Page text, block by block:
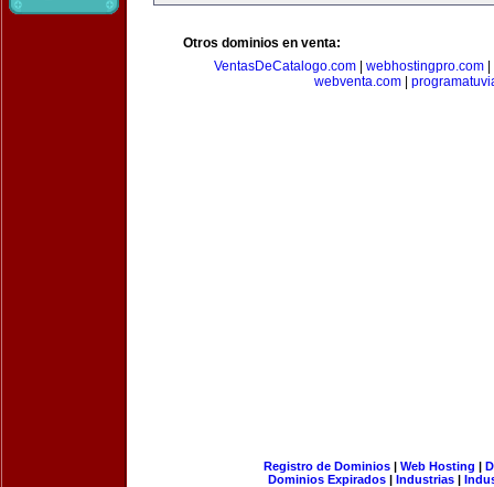
Otros dominios en venta:
VentasDeCatalogo.com| webhostingpro.com|
webventa.com|
Registro de Dominios| Web Hosting |
Dominios Expirados | Industrias |